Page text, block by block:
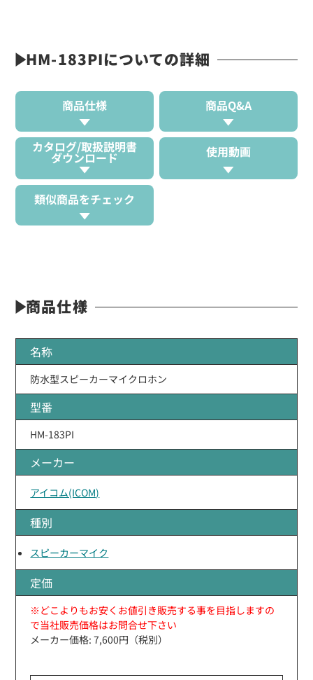
HM-183PIについての詳細
商品仕様 商品Q&A
カタログ/取扱説明書
ダウンロード 使用動画
類似商品をチェック
商品仕様
名称
防水型スピーカーマイクロホン
型番
HM-183PI
メーカー
アイコム(ICOM)
種別
スピーカーマイク
定価
※どこよりもお安くお値引き販売する事を目指しますの
で当社販売価格はお問合せ下さい
メーカー価格: 7,600円（税別）